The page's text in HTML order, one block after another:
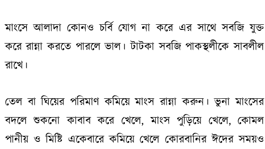
মাংসে আলাদা কোনও চর্বি যোগ না করে এর সাথে সবজি যুক্ত
করে রান্না করতে পারলে ভাল। টাটকা সবজি পাকস্থলীকে সাবলীল
রাখে।
তেল বা ঘিয়ের পরিমাণ কমিয়ে মাংস রান্না করুন। ভুনা মাংসের
বদলে শুকনো কাবাব করে খেলে, মাংস পুড়িয়ে খেলে, কোমল
পানীয় ও মিষ্টি একেবারে কমিয়ে খেলে কোরবানির ঈদের সময়ও